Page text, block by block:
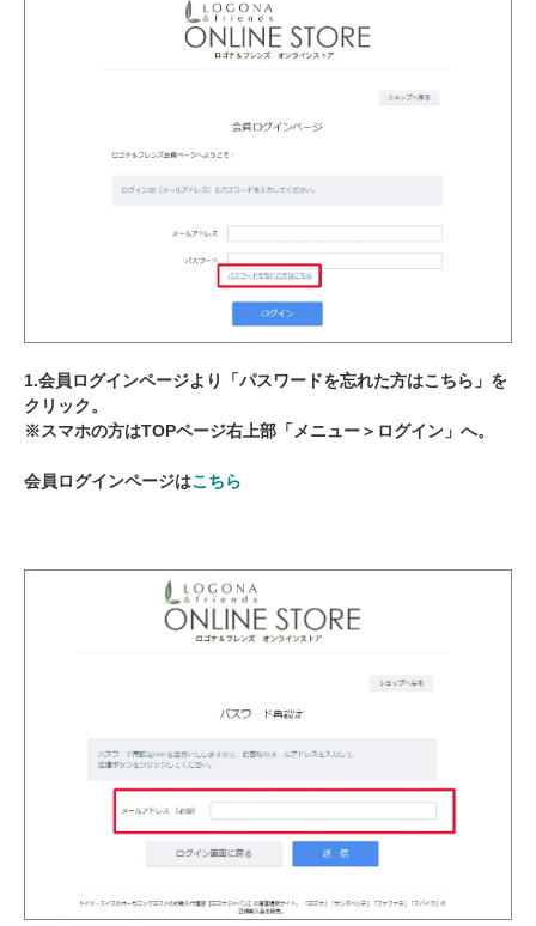
1.会員ログインページより「パスワードを忘れた方はこちら」を
クリック。
※スマホの方はTOPページ右上部「メニュー＞ログイン」へ。
会員ログインページはこちら